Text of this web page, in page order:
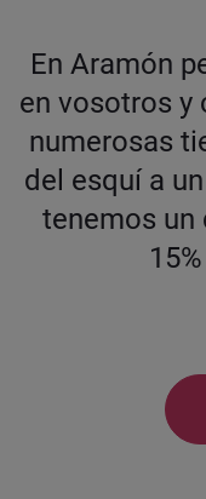
En Aramón
en vosotros y
numerosas
del esquí a
tenemos un